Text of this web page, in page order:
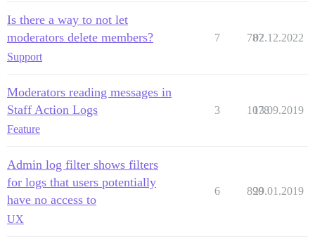
Is there a way to not let
moderators delete members?
Support
7 787
02.12.2022
Moderators reading messages in
Staff Action Logs
Feature
3 1078
13.09.2019
Admin log filter shows filters
for logs that users potentially
have no access to
UX
6 890
29.01.2019